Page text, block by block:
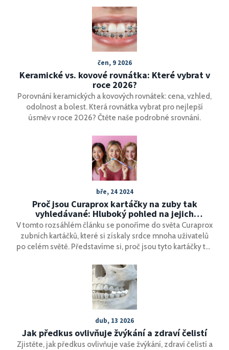
čen, 9 2026
Keramické vs. kovové rovnátka: Které vybrat v
roce 2026?
Porovnání keramických a kovových rovnátek: cena, vzhled,
odolnost a bolest. Která rovnátka vybrat pro nejlepší
úsměv v roce 2026? Čtěte naše podrobné srovnání.
bře, 24 2024
Proč jsou Curaprox kartáčky na zuby tak
vyhledávané: Hluboký pohled na jejich
popularitu
V tomto rozsáhlém článku se ponoříme do světa Curaprox
zubních kartáčků, které si získaly srdce mnoha uživatelů
po celém světě. Představíme si, proč jsou tyto kartáčky tak
a jak správně vybrat a používat Curaprox kartáček pro
maximální účinek na ústní hygienu. Budete se moci
dozvědět o vědeckém výzkumu za technologiemi, které
Curaprox používá, a také získáte tipy, jak si udržet zdravé
zuby a dásně s pomocí těchto revolučních kartáčků.
dub, 13 2026
Jak předkus ovlivňuje žvýkání a zdraví čelistí
Zjistěte, jak předkus ovlivňuje vaše žvýkání, zdraví čelistí a